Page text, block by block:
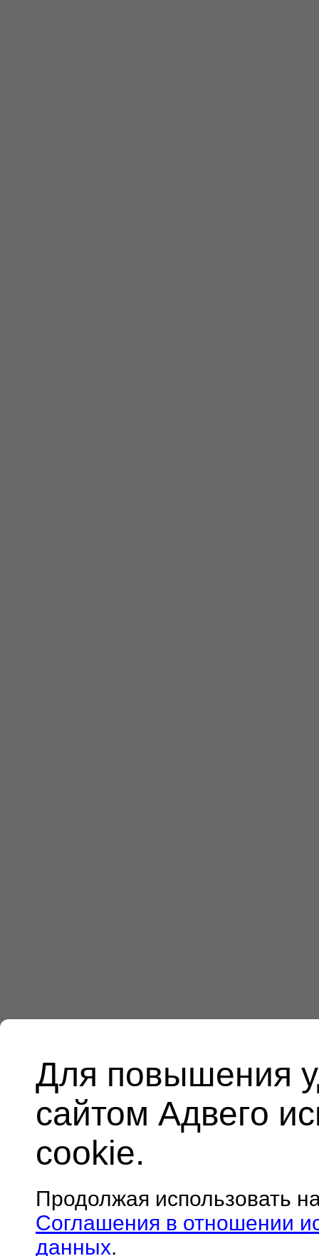
Для повышения
сайтом Адвего
cookie.
Продолжая использовать
Соглашения в отношении
данных.